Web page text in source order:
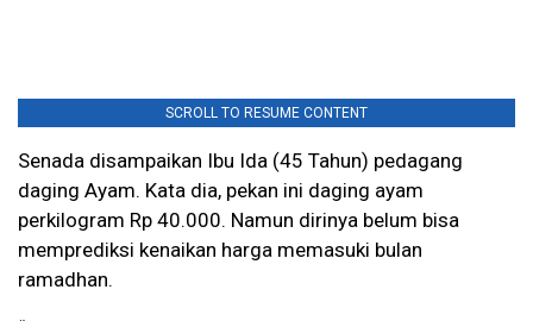
SCROLL TO RESUME CONTENT
Senada disampaikan Ibu Ida (45 Tahun) pedagang
daging Ayam. Kata dia, pekan ini daging ayam
perkilogram Rp 40.000. Namun dirinya belum bisa
memprediksi kenaikan harga memasuki bulan
ramadhan.